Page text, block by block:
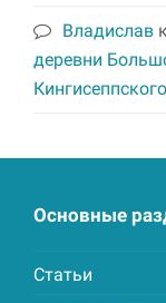
Владислав
деревни
Основные
Статьи